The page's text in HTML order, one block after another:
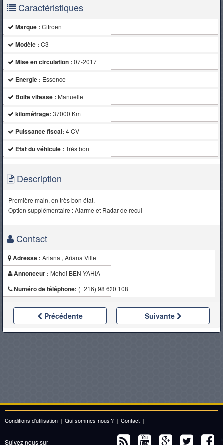
Caractéristiques
Marque : Citroen
Modèle : C3
Mise en circulation : 07-2017
Energie : Essence
Boite vitesse : Manuelle
kilométrage: 37000 Km
Puissance fiscal: 4 CV
Etat du véhicule : Très bon
Description
Première main, en très bon état.
Option supplémentaire : Alarme et Radar de recul
Contact
Adresse : Ariana , Ariana Ville
Annonceur : Mehdi BEN YAHIA
Numéro de téléphone: (+216) 98 620 108
Précédente Suivante
Conditions d'utilisation | Qui sommes-nous ? | Contact |
Suivez nous sur